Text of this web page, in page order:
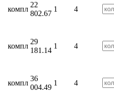
компл
22
802.67
1 4
компл
29
181.14
1 4
компл
36
004.49
1 4